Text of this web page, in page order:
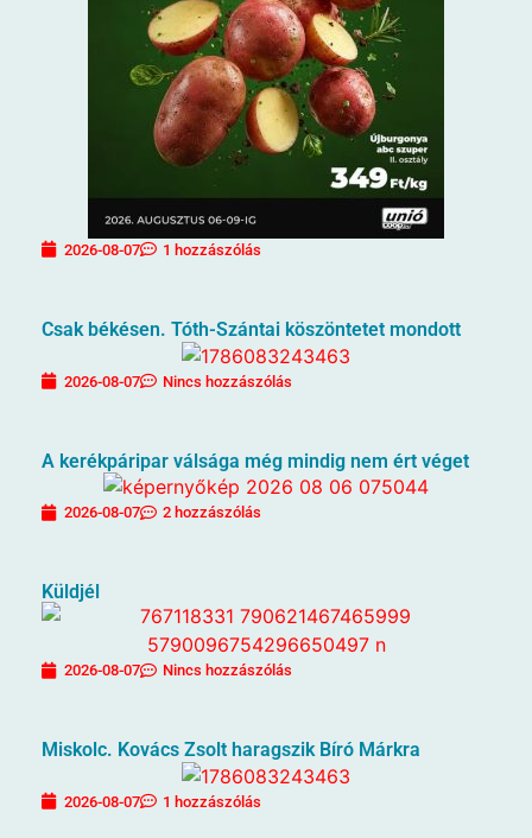
2026-08-07 1 hozzászólás
Csak békésen. Tóth-Szántai köszöntetet mondott
2026-08-07 Nincs hozzászólás
A kerékpáripar válsága még mindig nem ért véget
2026-08-07 2 hozzászólás
Küldjél
2026-08-07 Nincs hozzászólás
Miskolc. Kovács Zsolt haragszik Bíró Márkra
2026-08-07 1 hozzászólás